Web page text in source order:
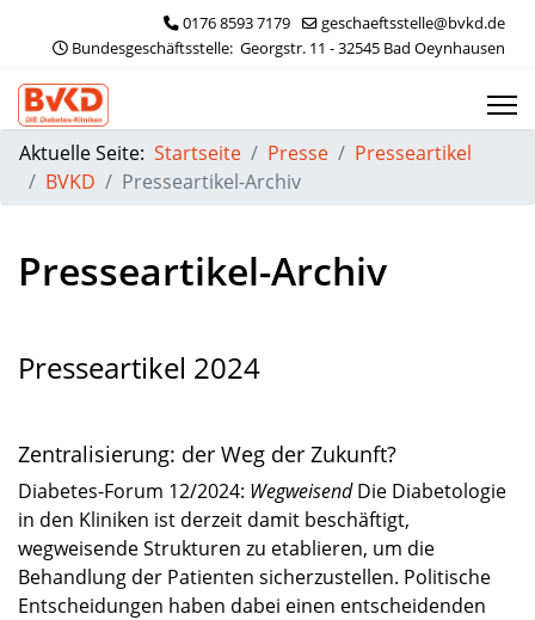
0176 8593 7179
geschaeftsstelle@bvkd.de
Bundesgeschäftsstelle:  Georgstr. 11 - 32545 Bad Oeynhausen
Aktuelle Seite: Startseite Presse
Presseartikel
BVKD
Presseartikel-Archiv
Presseartikel-Archiv
Presseartikel 2024
Zentralisierung: der Weg der Zukunft?
Diabetes-Forum 12/2024: WegweisendDie Diabetologie
in den Kliniken ist derzeit damit beschäftigt,
wegweisende Strukturen zu etablieren, um die
Behandlung der Patienten sicherzustellen. Politische
Entscheidungen haben dabei einen entscheidenden